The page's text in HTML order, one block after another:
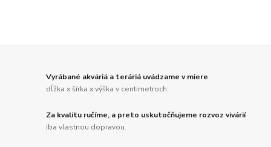
Vyrábané akváriá a teráriá uvádzame v miere
dĺžka x šírka x výška v centimetroch.
Za kvalitu ručíme, a preto uskutočňujeme rozvoz vivárií
iba vlastnou dopravou.